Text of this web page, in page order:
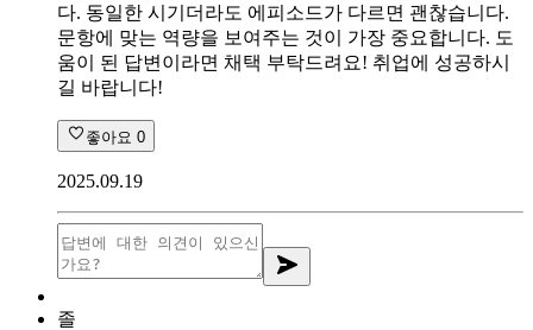
다. 동일한 시기더라도 에피소드가 다르면 괜찮습니다.
문항에 맞는 역량을 보여주는 것이 가장 중요합니다. 도
움이 된 답변이라면 채택 부탁드려요! 취업에 성공하시
길 바랍니다!
좋아요 0
2025.09.19
졸